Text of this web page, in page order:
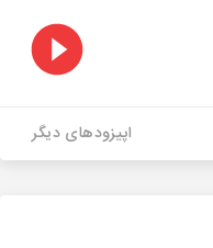
اپیزودهای دیگر